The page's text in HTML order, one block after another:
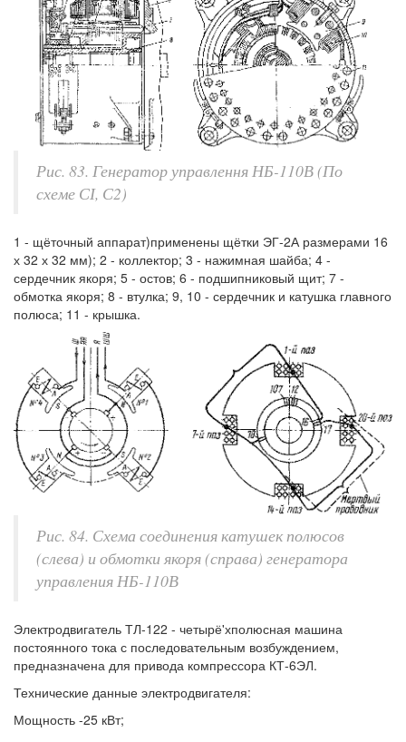
Рис. 83. Генератор управлення НБ-110В (По
схеме СІ, С2)
1 - щёточный аппарат)применены щётки ЭГ-2А размерами 16
х 32 х 32 мм); 2 - коллектор; 3 - нажимная шайба; 4 -
сердечник якоря; 5 - остов; 6 - подшипниковый щит; 7 -
обмотка якоря; 8 - втулка; 9, 10 - сердечник и катушка главного
полюса; 11 - крышка.
Рис. 84. Схема соединения катушек полюсов
(слева) и обмотки якоря (справа) генератора
управления НБ-110В
Электродвигатель ТЛ-122 - четырё'хполюсная машина
постоянного тока с последовательным возбуждением,
предназначена для привода компрессора КТ-6ЭЛ.
Технические данные электродвигателя:
Мощность -25 кВт;